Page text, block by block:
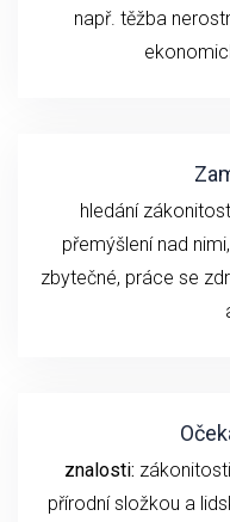
např. těžba
hledání
přemýšlení nad
zbytečné, práce se
znalosti:
přírodní složkou a